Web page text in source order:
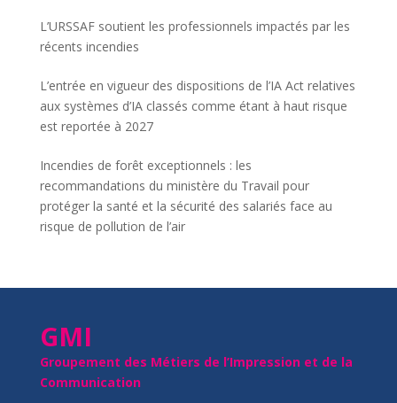
L’URSSAF soutient les professionnels impactés par les
récents incendies
L’entrée en vigueur des dispositions de l’IA Act relatives
aux systèmes d’IA classés comme étant à haut risque
est reportée à 2027
Incendies de forêt exceptionnels : les
recommandations du ministère du Travail pour
protéger la santé et la sécurité des salariés face au
risque de pollution de l’air
GMI
Groupement des Métiers de l’Impression et de la
Communication